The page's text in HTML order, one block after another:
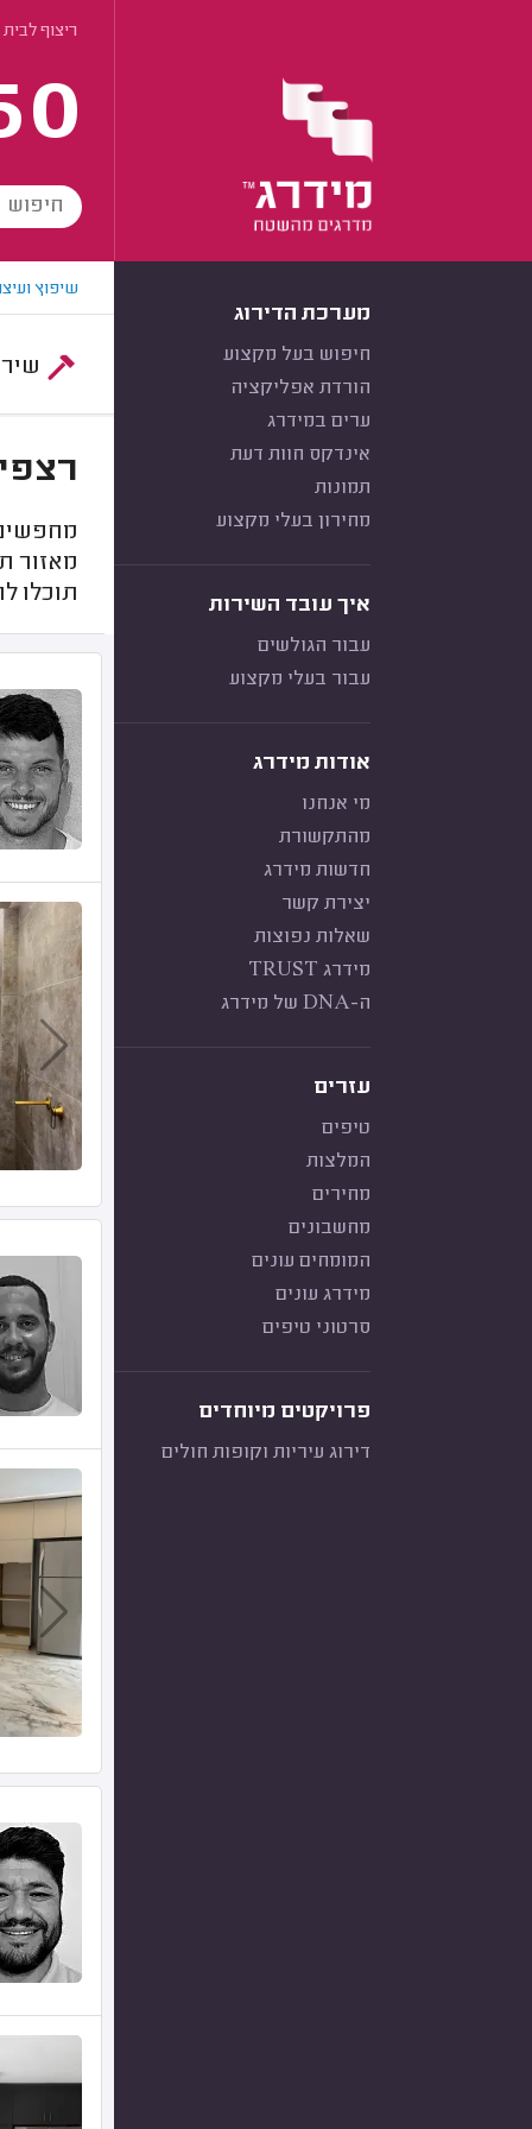
ריצוף
מערכת הדירוג
חיפוש בעל מקצוע
הורדת אפליקציה
ערים במידרג
אינדקס חוות דעת
תמונות
מחירון בעלי מקצוע
איך עובד השירות
עבור הגולשים
עבור בעלי מקצוע
אודות מידרג
מי אנחנו
מהתקשורת
חדשות מידרג
יצירת קשר
שאלות נפוצות
מידרג TRUST
ה-DNA של מידרג
עזרים
טיפים
המלצות
מחירים
מחשבונים
המומחים עונים
מידרג עונים
סרטוני טיפים
פרויקטים מיוחדים
דירוג עיריות וקופות חולים
שיפוץ
מאזור
תוכלו